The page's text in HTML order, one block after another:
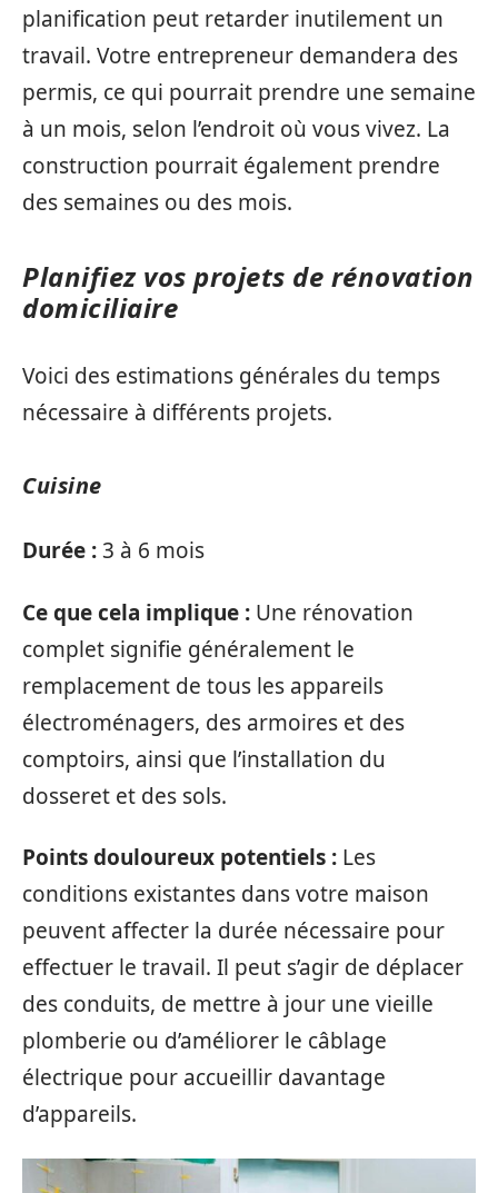
planification peut retarder inutilement un
travail. Votre entrepreneur demandera des
permis, ce qui pourrait prendre une semaine
à un mois, selon l’endroit où vous vivez. La
construction pourrait également prendre
des semaines ou des mois.
Planifiez vos projets de rénovation
domiciliaire
Voici des estimations générales du temps
nécessaire à différents projets.
Cuisine
Durée :3 à 6 mois
Ce que cela implique : Une rénovation
complet signifie généralement le
remplacement de tous les appareils
électroménagers, des armoires et des
comptoirs, ainsi que l’installation du
dosseret et des sols.
Points douloureux potentiels : Les
conditions existantes dans votre maison
peuvent affecter la durée nécessaire pour
effectuer le travail. Il peut s’agir de déplacer
des conduits, de mettre à jour une vieille
plomberie ou d’améliorer le câblage
électrique pour accueillir davantage
d’appareils.